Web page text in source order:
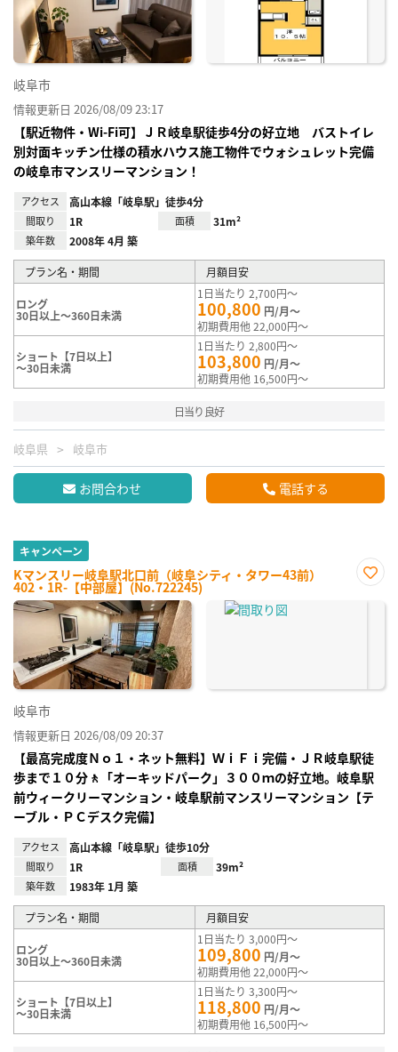
岐阜市
情報更新日 2026/08/09 23:17
【駅近物件・Wi-Fi可】ＪＲ岐阜駅徒歩4分の好立地 バストイレ
別対面キッチン仕様の積水ハウス施工物件でウォシュレット完備
の岐阜市マンスリーマンション！
アクセス 高山本線「岐阜駅」徒歩4分
間取り 1R 面積 31m²
築年数 2008年 4月 築
プラン名・期間 月額目安
ロング
30日以上～360日未満
1日当たり 2,700円～
100,800 円/月～
初期費用他 22,000円～
ショート【7日以上】
～30日未満
1日当たり 2,800円～
103,800 円/月～
初期費用他 16,500円～
日当り良好
岐阜県 岐阜市
お問合わせ 電話する
キャンペーン
Kマンスリー岐阜駅北口前（岐阜シティ・タワー43前）
402・1R-【中部屋】(No.722245)
に入
岐阜市
情報更新日 2026/08/09 20:37
【最高完成度Ｎｏ１・ネット無料】ＷｉＦｉ完備・ＪＲ岐阜駅徒
歩まで１０分🚶「オーキッドパーク」３００ｍの好立地。岐阜駅
前ウィークリーマンション・岐阜駅前マンスリーマンション【テ
ーブル・ＰＣデスク完備】
アクセス 高山本線「岐阜駅」徒歩10分
間取り 1R 面積 39m²
築年数 1983年 1月 築
プラン名・期間 月額目安
ロング
30日以上～360日未満
1日当たり 3,000円～
109,800 円/月～
初期費用他 22,000円～
ショート【7日以上】
～30日未満
1日当たり 3,300円～
118,800 円/月～
初期費用他 16,500円～